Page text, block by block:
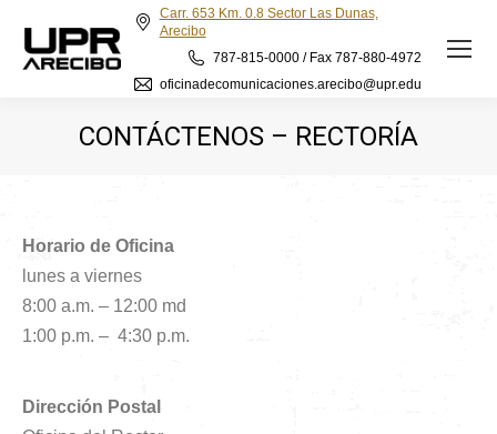
Carr. 653 Km. 0.8 Sector Las Dunas,
Arecibo
787-815-0000 / Fax 787-880-4972
oficinadecomunicaciones.arecibo@upr.edu
CONTÁCTENOS – RECTORÍA
Horario de Oficina
lunes a viernes
8:00 a.m. – 12:00 md
1:00 p.m. – 4:30 p.m.
Dirección Postal